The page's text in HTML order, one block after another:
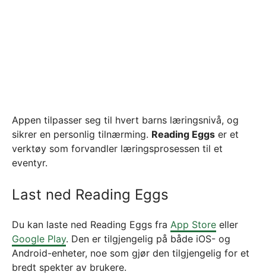
Appen tilpasser seg til hvert barns læringsnivå, og
sikrer en personlig tilnærming. Reading Eggs er et
verktøy som forvandler læringsprosessen til et
eventyr.
Last ned Reading Eggs
Du kan laste ned Reading Eggs fra App Store eller
Google Play. Den er tilgjengelig på både iOS- og
Android-enheter, noe som gjør den tilgjengelig for et
bredt spekter av brukere.